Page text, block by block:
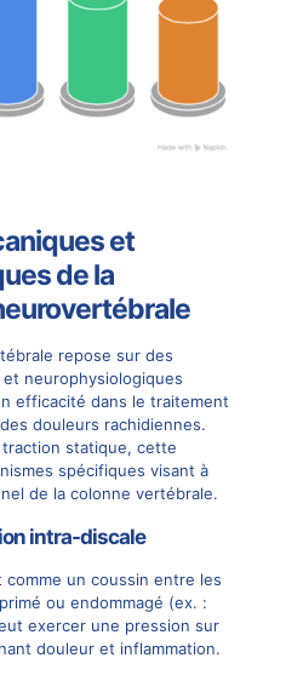
et
de la
repose sur des
neurophysiologiques
efficacité dans le traitement
douleurs rachidiennes.
statique, cette
spécifiques visant à
de la colonne vertébrale.
intra-discale
un coussin entre les
ou endommagé (ex. :
exercer une pression sur
douleur et inflammation.